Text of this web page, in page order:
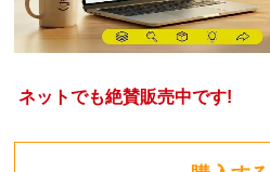
ネットでも絶賛販売中です!